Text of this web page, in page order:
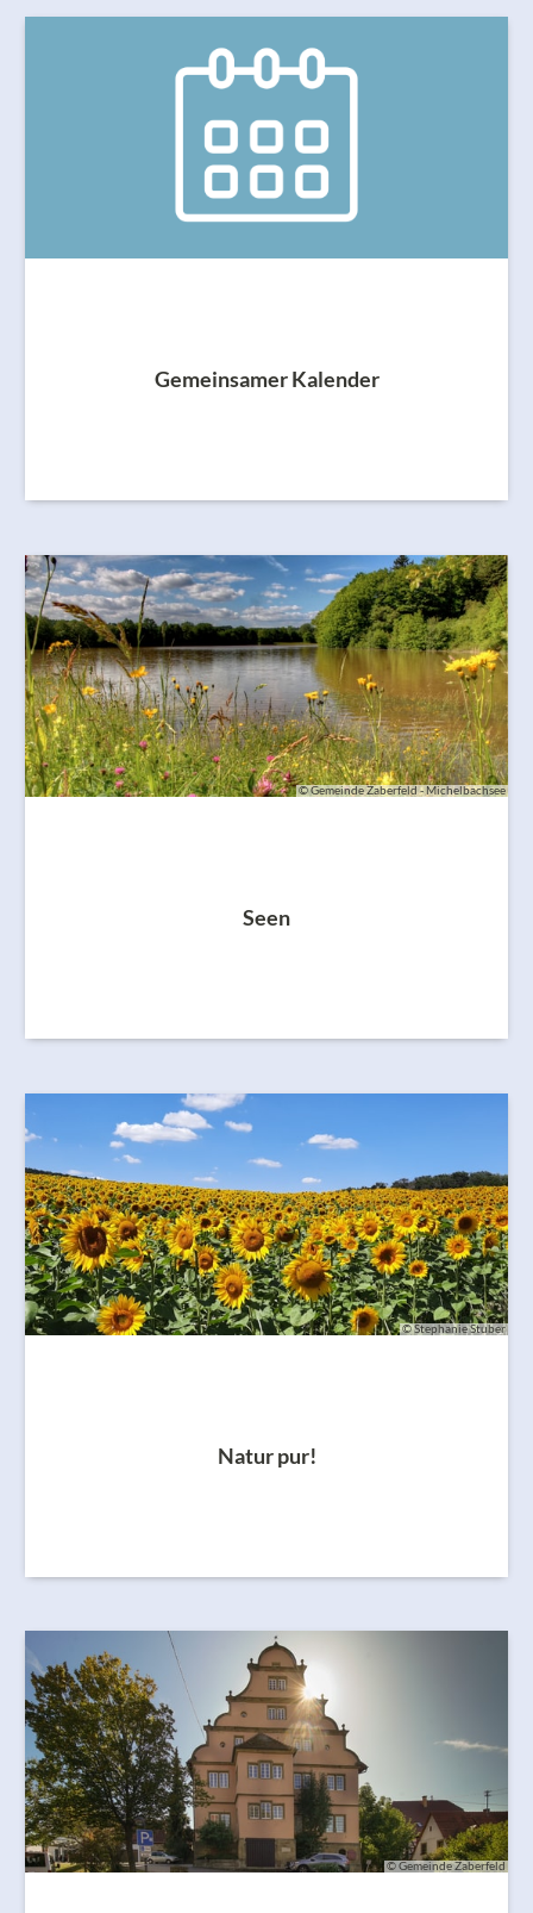
Gemeinsamer Kalender
© Gemeinde Zaberfeld - Michelbachsee
Seen
© Stephanie Stuber
Natur pur!
© Gemeinde Zaberfeld